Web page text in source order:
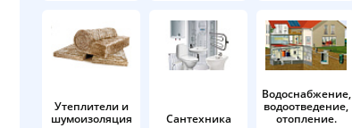
Утеплители и
шумоизоляция
Сантехника
Водоснабжение,
водоотведение,
отопление.